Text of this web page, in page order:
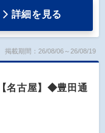
詳細を見る
掲載期間：26/08/06～26/08/19
名古屋】◆豊田通